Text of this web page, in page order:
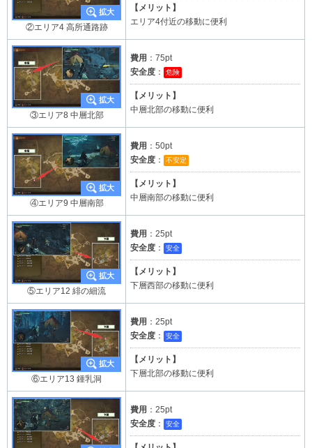
②エリア4 高所通路跡
【メリット】
エリア4付近の移動に便利
③エリア8 中層北部
費用 ：75pt
安全度 ： 危険
【メリット】
中層北部の移動に便利
④エリア9 中層南部
費用 ：50pt
安全度 ： 不安定
【メリット】
中層南部の移動に便利
⑤エリア12 緋の細流
費用 ：25pt
安全度 ： 安全
【メリット】
下層西部の移動に便利
⑥エリア13 鍾乳洞
費用 ：25pt
安全度 ： 安全
【メリット】
下層北部の移動に便利
費用 ：25pt
安全度 ： 安全